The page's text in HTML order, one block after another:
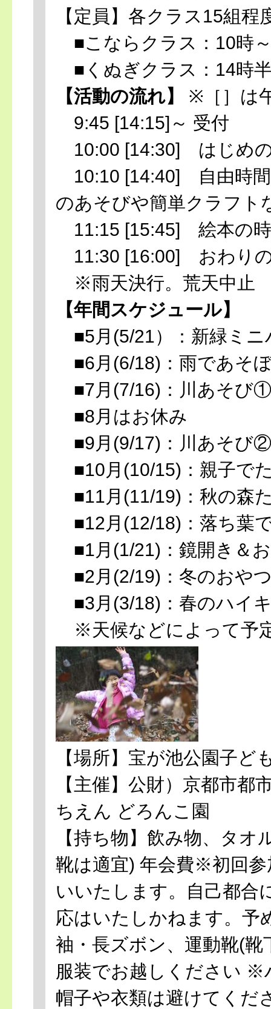
【定員】各クラス15組
■こならクラス：10時
■くぬぎクラス：14時
【活動の流れ】 ※［］は
9:45 [14:15]～ 受付
10:00 [14:30] はじめ
10:10 [14:40] 自由時間
のあそびや簡単クラフト
11:15 [15:45] 絵本の
11:30 [16:00] おわり
※雨天決行。荒天中止
【年間スケジュール】
■5月(5/21）：新緑ミニ
■6月(6/18)：雨であそ
■7月(7/16)：川あそび①
■8月はお休み
■9月(9/17)：川あそび②
■10月(10/15)：親子で
■11月(11/19)：秋の森
■12月(12/18)：落ち葉
■1月(1/21)：鏡開き＆
■2月(2/19)：冬のおや
■3月(3/18)：春のハイ
※天候などによって予
【場所】宝が池公園子
【主催】公財）京都市
ちえん どろんこ園
【持ち物】飲み物、タ
靴は適宜) 年会費※初回
いいたします。自己都合
応はいたしかねます。予
袖・長ズボン、運動靴(
服装でお越しください ※
帽子や衣類は避けてくだ